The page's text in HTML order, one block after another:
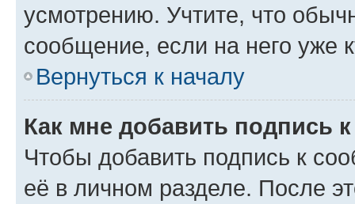
усмотрению. Учтите, что
сообщение, если на него уже
Вернуться к началу
Как мне добавить подпись
Чтобы добавить подпись к
её в личном разделе. После